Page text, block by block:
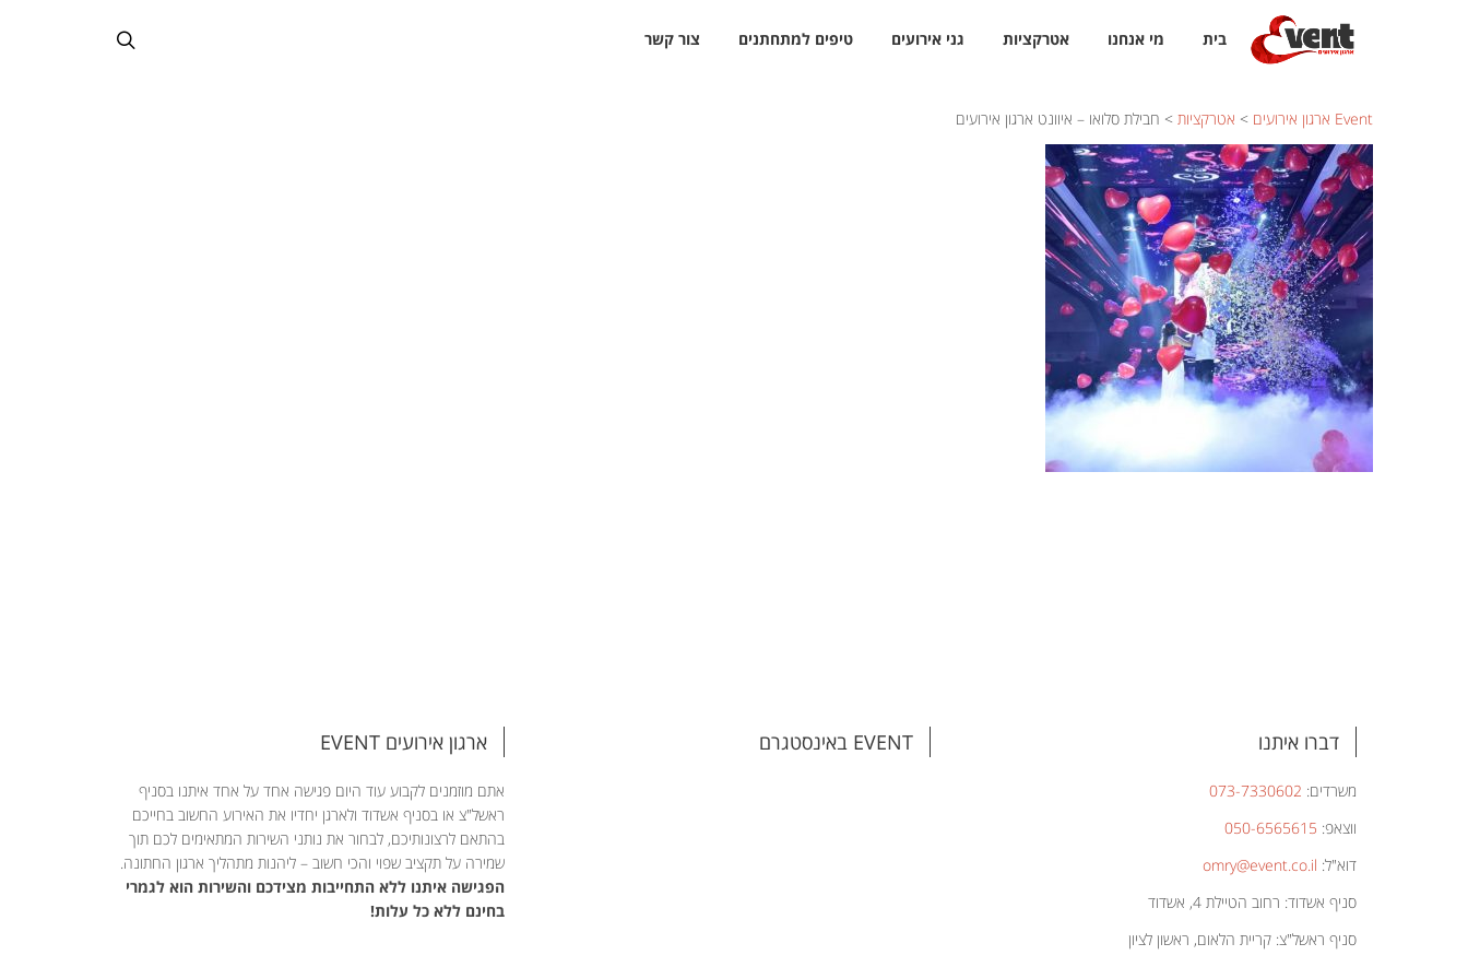
בית מי אנחנו אטרקציות גני אירועים טיפים למתחתנים צור קשר
Event ארגון אירועים > אטרקציות > חבילת סלואו – איוונט ארגון אירועים
דברו איתנו
משרדים: 073-7330602
ווצאפ: 050-6565615
דוא"ל: omry@event.co.il
סניף אשדוד: רחוב הטיילת 4, אשדוד
סניף ראשל"צ: קריית הלאום, ראשון לציון
EVENT באינסטגרם ארגון אירועים EVENT
אתם מוזמנים לקבוע עוד היום פגישה אחד על אחד איתנו בסניף
ראשל"צ או בסניף אשדוד ולארגן יחדיו את האירוע החשוב בחייכם
בהתאם לרצונותיכם, לבחור את נותני השירות המתאימים לכם תוך
שמירה על תקציב שפוי והכי חשוב – ליהנות מתהליך ארגון החתונה.
הפגישה איתנו ללא התחייבות מצידכם והשירות הוא לגמרי
בחינם ללא כל עלות!